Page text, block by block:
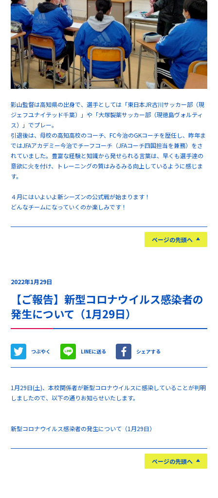
影山監督は高知県の出身で、選手としては「東日本JR古川サッカー部（現
ジェフユナイテッド千葉）」や「大塚製薬サッカー部（現徳島ヴォルティ
ス）」でプレー。
引退後は、母校の高知高校のコーチ、FC今治のGKコーチを歴任し、昨年ま
ではJFAアカデミー今治でチーフコーチ（JFAコーチ四国担当を兼務）をさ
れていました。豊富な経験と知識から発せられる言葉は、早くも選手達の
意欲に火を付け、トレーニングの質はみるみる向上しているように感じま
す。
４月にはいよいよ新シーズンの公式戦が始まります！
どんなチームになっていくのか楽しみです！
ページの先頭へ
2022年1月29日
【ご報告】新型コロナウイルス感染者の
発生について（1月29日）
つぶやく LINEに送る シェアする
1月29日(土)、本校関係者が新型コロナウイルスに感染していることが判明
しましたので、以下の通りお知らせいたします。
新型コロナウイルス感染者の発生について（1月29日）
ページの先頭へ